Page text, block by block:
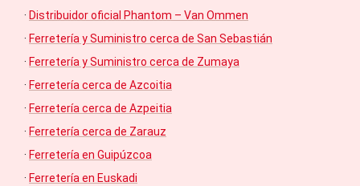
· Distribuidor oficial Phantom – Van Ommen
· Ferretería y Suministro cerca de San Sebastián
· Ferretería y Suministro cerca de Zumaya
· Ferretería cerca de Azcoitia
· Ferretería cerca de Azpeitia
· Ferretería cerca de Zarauz
· Ferretería en Guipúzcoa
· Ferretería en Euskadi